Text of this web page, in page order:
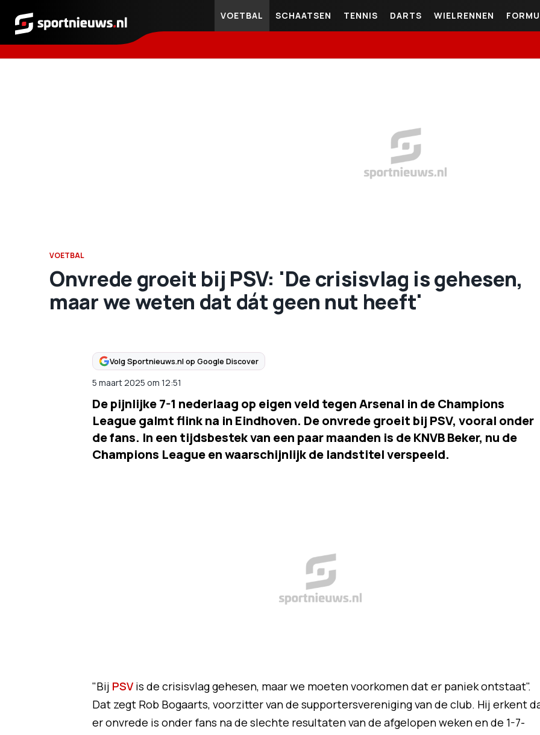
Sportnieuws.nl
VOETBAL SCHAATSEN TENNIS DARTS WIELRENNEN
VOETBAL
Onvrede groeit bij PSV: 'De crisisvlag is gehesen,
maar we weten dat dát geen nut heeft'
Volg Sportnieuws.nl op Google Discover
5 maart 2025 om 12:51
De pijnlijke 7-1 nederlaag op eigen veld tegen Arsenal in de Champions
League galmt flink na in Eindhoven. De onvrede groeit bij PSV, vooral onder
de fans. In een tijdsbestek van een paar maanden is de KNVB Beker, nu de
Champions League en waarschijnlijk de landstitel verspeeld.
"Bij PSVis de crisisvlag gehesen, maar we moeten voorkomen dat er paniek ontstaat".
Dat zegt Rob Bogaarts, voorzitter van de supportersvereniging van de club. Hij erkent
er onvrede is onder fans na de slechte resultaten van de afgelopen weken en de 1-7-